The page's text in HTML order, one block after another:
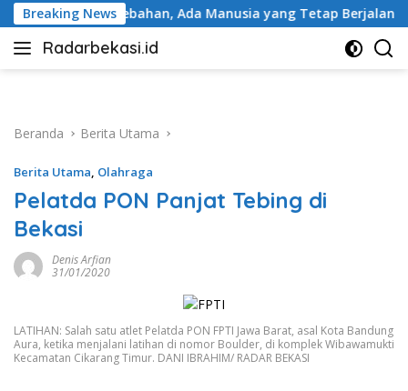
Langsung
ke
konten
Breaking News
Ada Manusia yang Tetap Berjalan BRI Peduli
Radarbekasi.id
Berita
Beranda
Berita Utama
Berita Utama, Olahraga
Pelatda PON Panjat Tebing di
Bekasi
Denis Arfian
31/01/2020
LATIHAN: Salah satu atlet Pelatda PON FPTI Jawa Barat, asal Kota Bandung
Aura, ketika menjalani latihan di nomor Boulder, di komplek Wibawamukti
Kecamatan Cikarang Timur. DANI IBRAHIM/ RADAR BEKASI